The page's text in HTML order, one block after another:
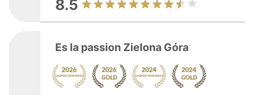
8.5
Es la passion Zielona Góra